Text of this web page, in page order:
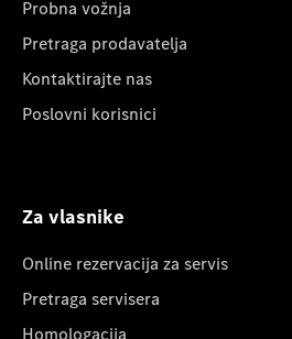
Probna vožnja
Pretraga prodavatelja
Kontaktirajte nas
Poslovni korisnici
Za vlasnike
Online rezervacija za servis
Pretraga servisera
Homologacija